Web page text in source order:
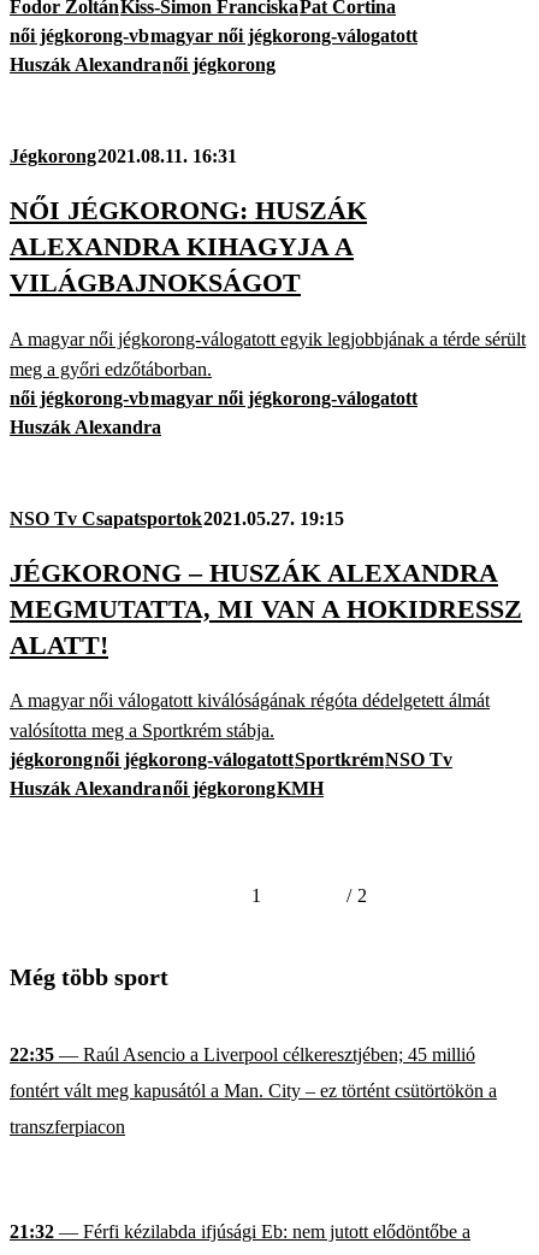
Fodor ZoltánKiss-Simon FranciskaPat Cortina
női jégkorong-vbmagyar női jégkorong-válogatott
Huszák Alexandranői jégkorong
Jégkorong2021.08.11. 16:31
NŐI JÉGKORONG: HUSZÁK
ALEXANDRA KIHAGYJA A
VILÁGBAJNOKSÁGOT
A magyar női jégkorong-válogatott egyik legjobbjának a térde sérült
meg a győri edzőtáborban.
női jégkorong-vbmagyar női jégkorong-válogatott
Huszák Alexandra
NSO Tv Csapatsportok2021.05.27. 19:15
JÉGKORONG – HUSZÁK ALEXANDRA
MEGMUTATTA, MI VAN A HOKIDRESSZ
ALATT!
A magyar női válogatott kiválóságának régóta dédelgetett álmát
valósította meg a Sportkrém stábja.
jégkorongnői jégkorong-válogatottSportkrémNSO Tv
Huszák Alexandranői jégkorongKMH
1 / 2
Még több sport
22:35 — Raúl Asencio a Liverpool célkeresztjében; 45 millió
fontért vált meg kapusától a Man. City – ez történt csütörtökön a
transzferpiacon
21:32 — Férfi kézilabda ifjúsági Eb: nem jutott elődöntőbe a